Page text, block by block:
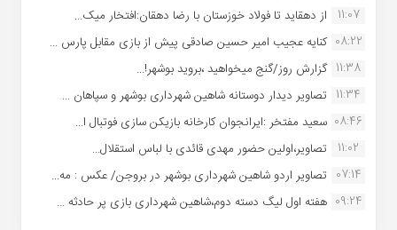
11:07
از دهقاید تا فولاد خوزستان با رضا دهقان:افتخار میک...
08:22 کنایه عجیب امیر حسین صادقی پیش از بازی مقابل پارس ...
11:38 گزارش روز/گنج میخواهید ،بروید بوشهر!...
11:34 تصاویر دیدار دوستانه شاهین شهردارى بوشهر و سپاهان ...
08:46 سعید مفتخر :ایرانجوان کارخانه بازیکن سازی فوتبال ا...
11:02
تصاویر،اولین حضور مهدی قائدی با لباس استقلال...
07:14 تصاویر اردو شاهین شهرداری بوشهر در بروجن/ عکس : مه...
09:24 هفته اول لیگ دسته دوم،شاهین شهرداری بازی پر حادثه ...